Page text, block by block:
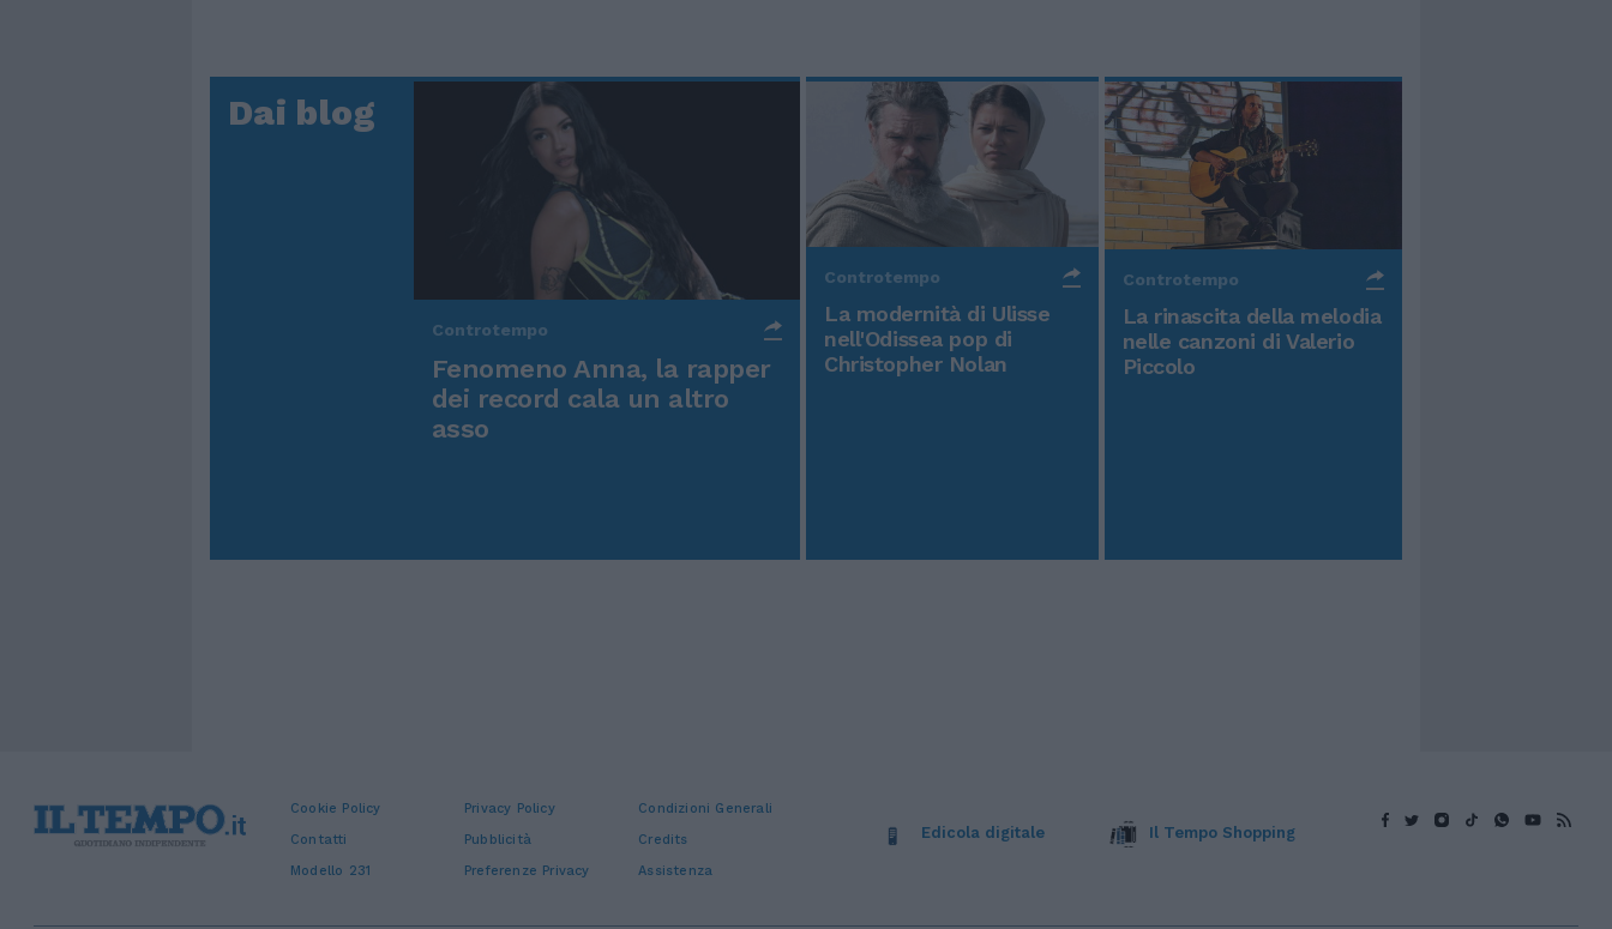
Dai blog
Controtempo
Fenomeno Anna, la rapper
dei record cala un altro
asso
Controtempo
La modernità di Ulisse
nell'Odissea pop di
Christopher Nolan
Controtempo
La rinascita della melodia
nelle canzoni di Valerio
Piccolo
Cookie Policy Privacy Policy
Condizioni Generali
Contatti
Pubblicità
Credits
Modello 231
Preferenze Privacy Assistenza
Edicola digitale Il Tempo Shopping